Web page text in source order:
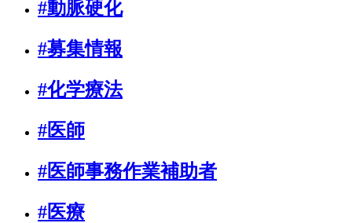
#動脈硬化
#募集情報
#化学療法
#医師
#医師事務作業補助者
#医療